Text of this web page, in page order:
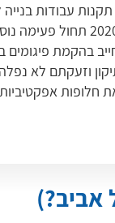
עבודות
יולי 2019) התקן האירופאי לתקן
מעל גובה 8 מטרים, ורק בסוף
וזעקתם לא
חלופות
אביב?)